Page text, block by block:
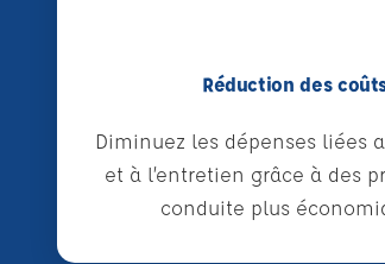
Réduction des
Diminuez les dépenses liées
et à l’entretien grâce à des
conduite plus